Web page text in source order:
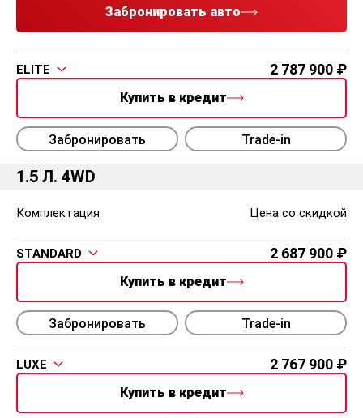
Забронировать авто
ELITE 2 787 900
Купить в кредит
Забронировать Trade-in
1.5 Л. 4WD
Комплектация Цена со скидкой
STANDARD 2 687 900
Купить в кредит
Забронировать Trade-in
LUXE 2 767 900
Купить в кредит